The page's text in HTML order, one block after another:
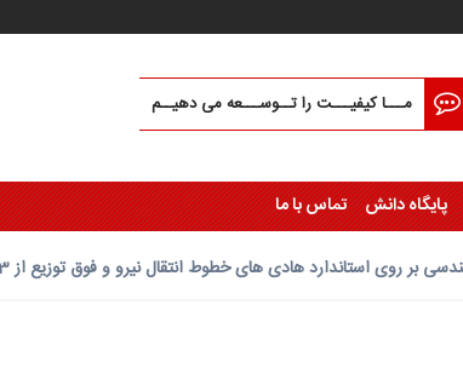
مـــا کیفیـــت را تــوســـعه می دهیــم
پایگاه دانش تماس با ما
بر روی استاندارد هادی های خطوط انتقال نیرو و فوق توزیع از 63 تا 400 کیلوولت